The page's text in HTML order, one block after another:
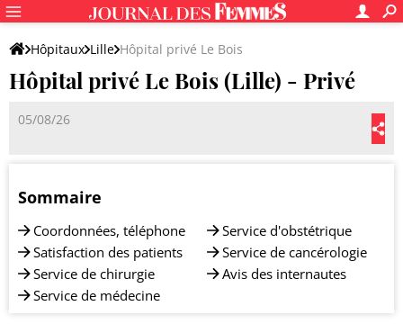
Hôpitaux Lille Hôpital privé Le Bois
Hôpital privé Le Bois (Lille) - Privé
05/08/26
Sommaire
Coordonnées, téléphone
Satisfaction des patients
Service de chirurgie
Service de médecine
Service d'obstétrique
Service de cancérologie
Avis des internautes